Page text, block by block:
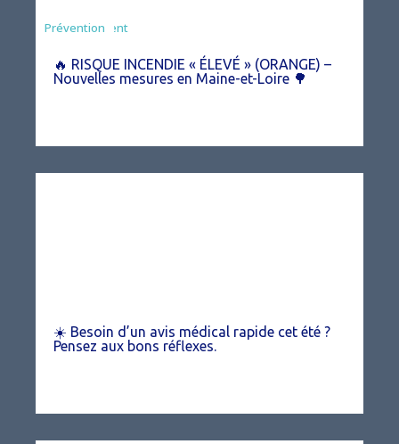
Agriculture
Arrêté
Environnement
Prévention
🔥 RISQUE INCENDIE « ÉLEVÉ » (ORANGE) –
Nouvelles mesures en Maine-et-Loire 🌳
☀️ Besoin d’un avis médical rapide cet été ?
Pensez aux bons réflexes.